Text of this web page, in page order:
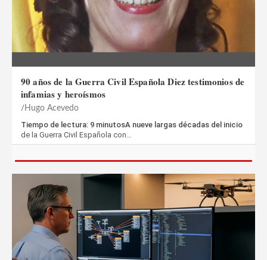
90 años de la Guerra Civil Española Diez testimonios de
infamias y heroísmos
Hugo Acevedo
Tiempo de lectura: 9 minutosA nueve largas décadas del inicio
de la Guerra Civil Española con…